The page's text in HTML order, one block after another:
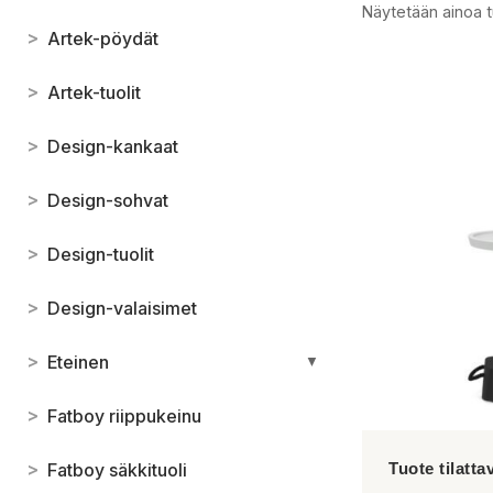
> Artek-pöydät
> Artek-tuolit
> Design-kankaat
> Design-sohvat
> Design-tuolit
> Design-valaisimet
> Eteinen ▼
> Fatboy riippukeinu
> Fatboy säkkituoli
Näytetään ainoa